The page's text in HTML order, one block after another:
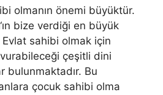
olmanın önemi büyüktür.
bize verdiği en büyük
sahibi olmak için
çeşitli dini
bulunmaktadır. Bu
çocuk sahibi olma